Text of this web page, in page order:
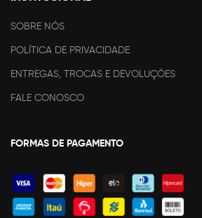
SOBRE NÓS
POLÍTICA DE PRIVACIDADE
ENTREGAS, TROCAS E DEVOLUÇÕES
FALE CONOSCO
FORMAS DE PAGAMENTO